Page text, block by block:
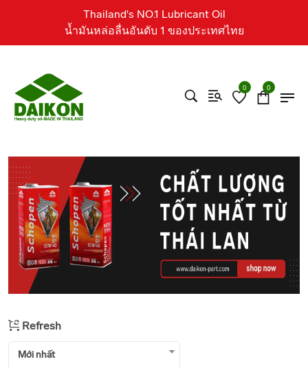
Thailand's NO.1 Lubricant Oil
น้ำมันหล่อลื่นอันดับ 1 ของประเทศไทย
0 0
Refresh
Mới nhất